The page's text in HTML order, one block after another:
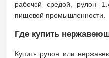
рабочей средой, рулон
пищевой промышленности.
Где купить
Купить рулон или